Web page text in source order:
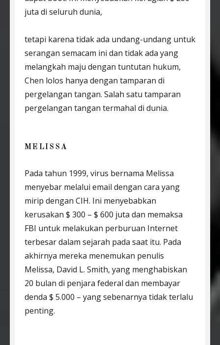
juta di seluruh dunia,
tetapi karena tidak ada undang-undang untuk
serangan semacam ini dan tidak ada yang
melangkah maju dengan tuntutan hukum,
Chen lolos hanya dengan tamparan di
pergelangan tangan. Salah satu tamparan
pergelangan tangan termahal di dunia.
MELISSA
Pada tahun 1999, virus bernama Melissa
menyebar melalui email dengan cara yang
mirip dengan CIH. Ini menyebabkan
kerusakan $ 300 – $ 600 juta dan memaksa
FBI untuk melakukan perburuan Internet
terbesar dalam sejarah pada saat itu. Pada
akhirnya mereka menemukan penulis
Melissa, David L. Smith, yang menghabiskan
20 bulan di penjara federal dan membayar
denda $ 5.000 – yang sebenarnya tidak terlalu
penting.